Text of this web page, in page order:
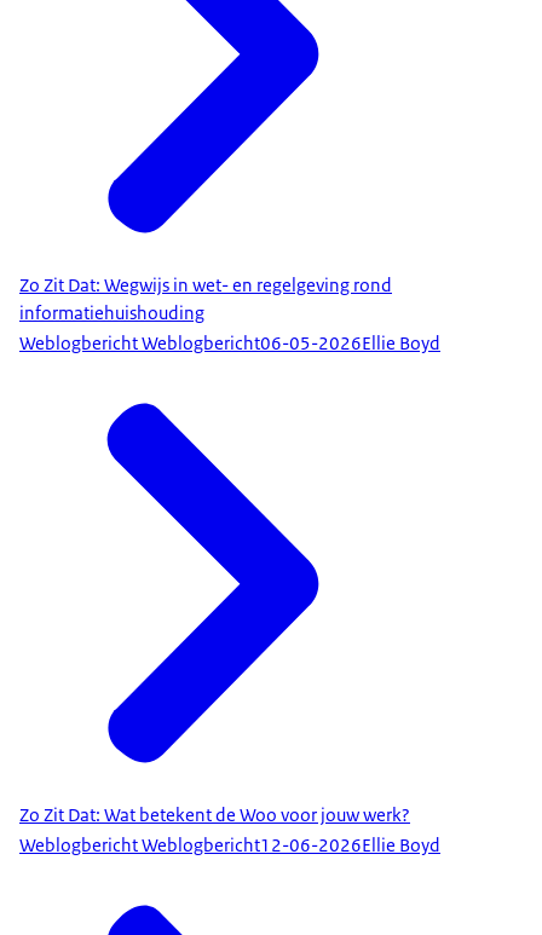
Zo Zit Dat: Wegwijs in wet- en regelgeving rond
informatiehuishouding
Weblogbericht Weblogbericht06-05-2026Ellie Boyd
Zo Zit Dat: Wat betekent de Woo voor jouw werk?
Weblogbericht Weblogbericht12-06-2026Ellie Boyd